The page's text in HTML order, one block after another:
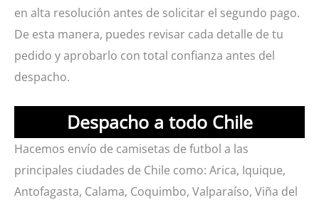
en alta resolución antes de solicitar el segundo pago.
De esta manera, puedes revisar cada detalle de tu
pedido y aprobarlo con total confianza antes del
despacho.
Despacho a todo Chile
Hacemos envío de camisetas de futbol a las
principales ciudades de Chile como: Arica, Iquique,
Antofagasta, Calama, Coquimbo, Valparaíso, Viña del